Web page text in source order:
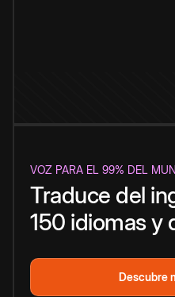
VOZ PARA EL 99% DEL
Traduce del
150 idiomas y
Descubre